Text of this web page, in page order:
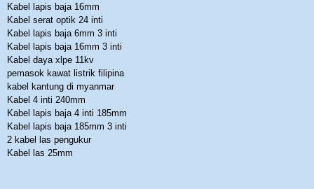
Kabel lapis baja 16mm
Kabel serat optik 24 inti
Kabel lapis baja 6mm 3 inti
Kabel lapis baja 16mm 3 inti
Kabel daya xlpe 11kv
pemasok kawat listrik filipina
kabel kantung di myanmar
Kabel 4 inti 240mm
Kabel lapis baja 4 inti 185mm
Kabel lapis baja 185mm 3 inti
2 kabel las pengukur
Kabel las 25mm